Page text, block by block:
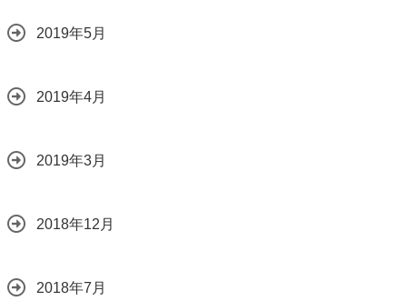
2019年5月
2019年4月
2019年3月
2018年12月
2018年7月